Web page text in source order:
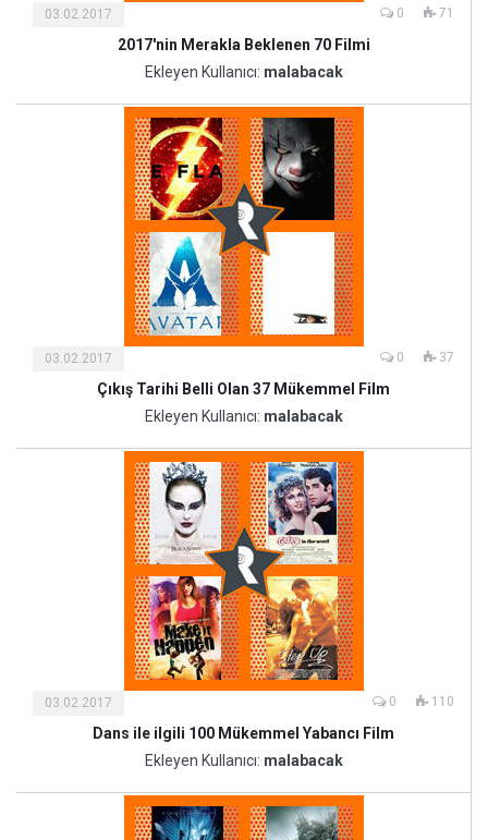
03.02.2017 0 71
2017'nin Merakla Beklenen 70 Filmi
Ekleyen Kullanıcı: malabacak
03.02.2017 0 37
Çıkış Tarihi Belli Olan 37 Mükemmel Film
Ekleyen Kullanıcı: malabacak
03.02.2017 0 110
Dans ile ilgili 100 Mükemmel Yabancı Film
Ekleyen Kullanıcı: malabacak